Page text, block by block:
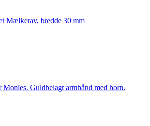
Mælkerav, bredde 30 mm
Monies. Guldbelagt armbånd med horn.